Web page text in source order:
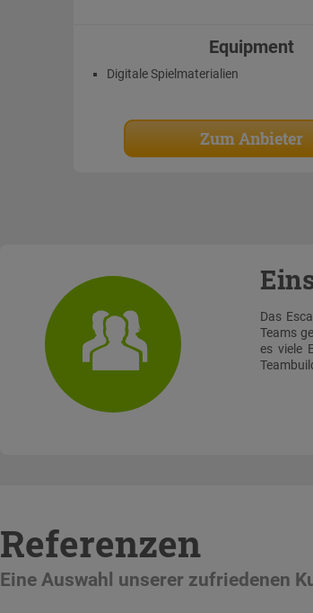
Equipment
Digitale Spielmaterialien
Zum Anbieter
Das
Teams
es viele
Referenzen
Eine Auswahl unserer zufriedenen